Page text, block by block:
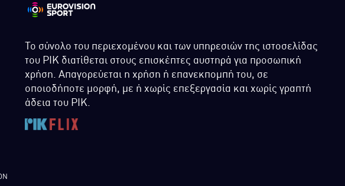
Το σύνολο του περιεχομένου και των υπηρεσιών της ιστοσελίδας
του ΡΙΚ διατίθεται στους επισκέπτες αυστηρά για προσωπική
χρήση. Απαγορεύεται η χρήση ή επανεκπομπή του, σε
οποιοδήποτε μορφή, με ή χωρίς επεξεργασία και χωρίς γραπτή
άδεια του ΡΙΚ.